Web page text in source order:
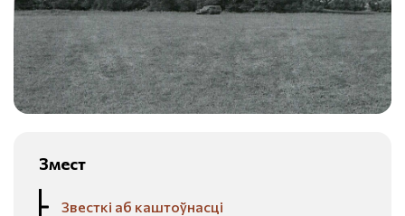
Змест
Звесткі аб каштоўнасці